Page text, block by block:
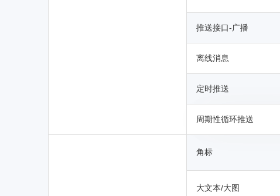
推送接口-广播
离线消息
定时推送
周期性循环推送
角标
大文本/大图